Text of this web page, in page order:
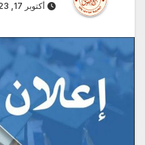
أكتوبر 17, 2023